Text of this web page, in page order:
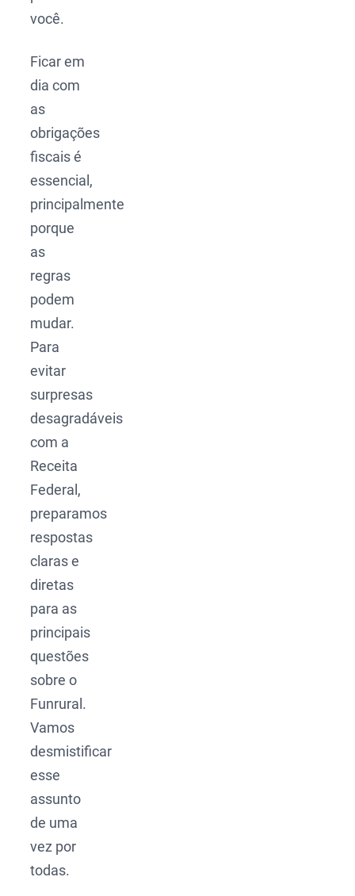
você.
Ficar em
dia com
as
obrigações
fiscais é
essencial,
principalmente
porque
as
regras
podem
mudar.
Para
evitar
surpresas
desagradáveis
com a
Receita
Federal,
preparamos
respostas
claras e
diretas
para as
principais
questões
sobre o
Funrural.
Vamos
desmistificar
esse
assunto
de uma
vez por
todas.